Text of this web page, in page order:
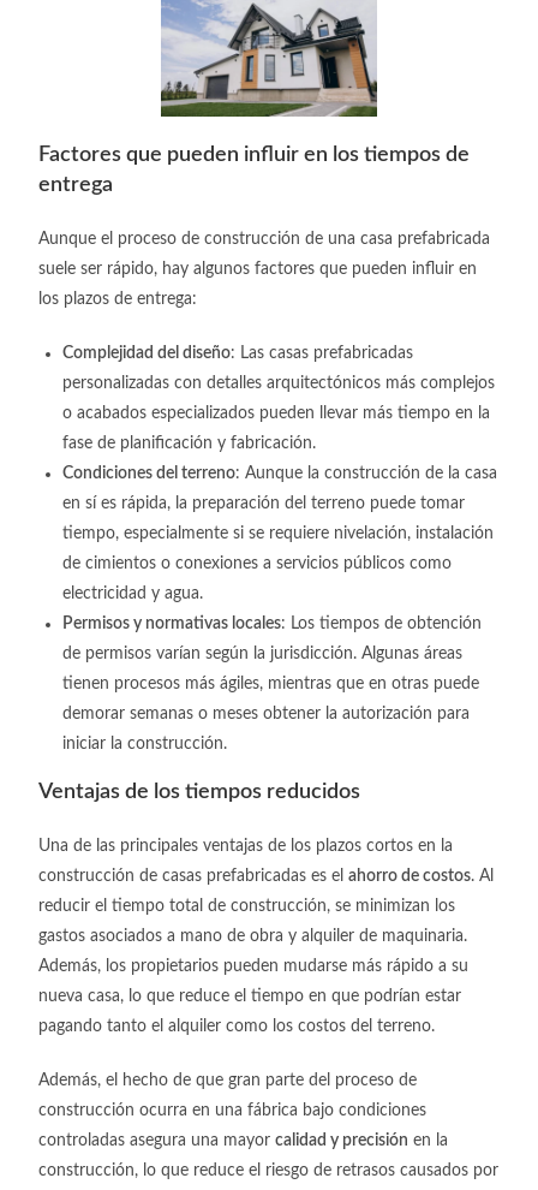
Factores que pueden influir en los tiempos de
entrega
Aunque el proceso de construcción de una casa prefabricada
suele ser rápido, hay algunos factores que pueden influir en
los plazos de entrega:
Complejidad del diseño: Las casas prefabricadas
personalizadas con detalles arquitectónicos más complejos
o acabados especializados pueden llevar más tiempo en la
fase de planificación y fabricación.
Condiciones del terreno: Aunque la construcción de la casa
en sí es rápida, la preparación del terreno puede tomar
tiempo, especialmente si se requiere nivelación, instalación
de cimientos o conexiones a servicios públicos como
electricidad y agua.
Permisos y normativas locales: Los tiempos de obtención
de permisos varían según la jurisdicción. Algunas áreas
tienen procesos más ágiles, mientras que en otras puede
demorar semanas o meses obtener la autorización para
iniciar la construcción.
Ventajas de los tiempos reducidos
Una de las principales ventajas de los plazos cortos en la
construcción de casas prefabricadas es elahorro de costos. Al
reducir el tiempo total de construcción, se minimizan los
gastos asociados a mano de obra y alquiler de maquinaria.
Además, los propietarios pueden mudarse más rápido a su
nueva casa, lo que reduce el tiempo en que podrían estar
pagando tanto el alquiler como los costos del terreno.
Además, el hecho de que gran parte del proceso de
construcción ocurra en una fábrica bajo condiciones
controladas asegura una mayorcalidad y precisión en la
construcción, lo que reduce el riesgo de retrasos causados por